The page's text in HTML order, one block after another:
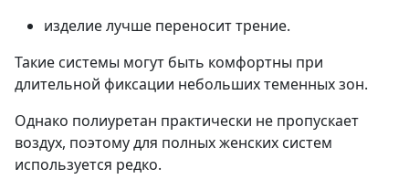
изделие лучше переносит трение.
Такие системы могут быть комфортны при
длительной фиксации небольших теменных зон.
Однако полиуретан практически не пропускает
воздух, поэтому для полных женских систем
используется редко.